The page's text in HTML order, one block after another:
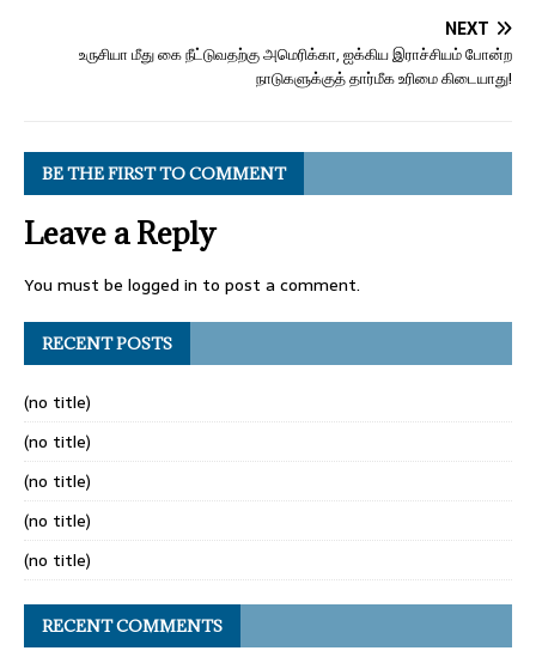
NEXT
உருசியா மீது கை நீட்டுவதற்கு அமெரிக்கா, ஐக்கிய இராச்சியம் போன்ற
நாடுகளுக்குத் தார்மீக உரிமை கிடையாது!
BE THE FIRST TO COMMENT
Leave a Reply
You must be logged in to post a comment.
RECENT POSTS
(no title)
(no title)
(no title)
(no title)
(no title)
RECENT COMMENTS